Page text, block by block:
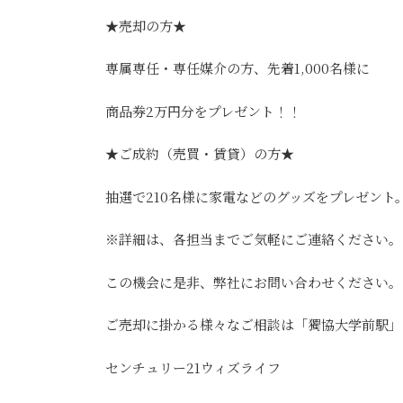
★売却の方★
専属専任・専任媒介の方、先着1,000名様に
商品券2万円分をプレゼント！！
★ご成約（売買・賃貸）の方★
抽選で210名様に家電などのグッズをプレゼント
※詳細は、各担当までご気軽にご連絡ください。
この機会に是非、弊社にお問い合わせください。
ご売却に掛かる様々なご相談は「獨協大学前駅
センチュリー21ウィズライフ